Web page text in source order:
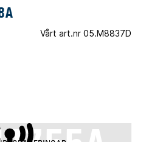
Vårt art.nr 05.M8837D